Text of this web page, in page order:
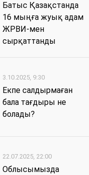
Батыс Қазақстанда
16 мыңға жуық адам
ЖРВИ-мен
сырқаттанды
3.10.2025, 9:30
Екпе салдырмаған
бала тағдыры не
болады?
22.07.2025, 22:00
Облысымызда